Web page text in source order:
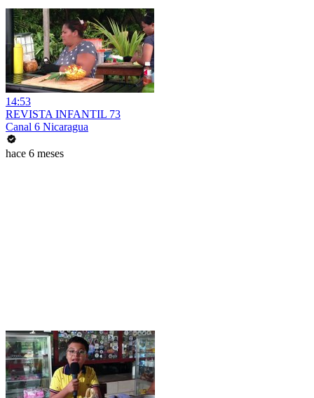
14:53
REVISTA INFANTIL 73
Canal 6 Nicaragua
hace 6 meses